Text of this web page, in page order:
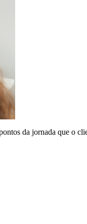
da jornada que o